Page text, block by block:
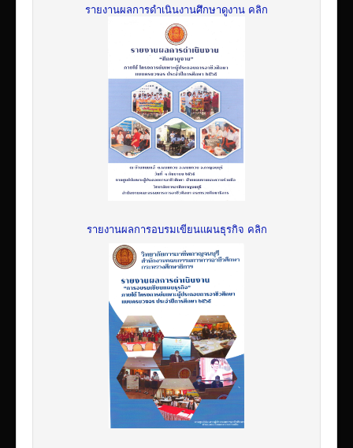
รายงานผลการดำเนินงานศึกษาดูงาน คลิก
รายงานผลการอบรมเขียนแผนธุรกิจ คลิก